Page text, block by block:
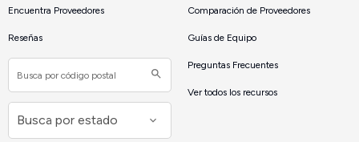
Encuentra Proveedores
Reseñas
Comparación de Proveedores
Guías de Equipo
Preguntas Frecuentes
Ver todos los recursos